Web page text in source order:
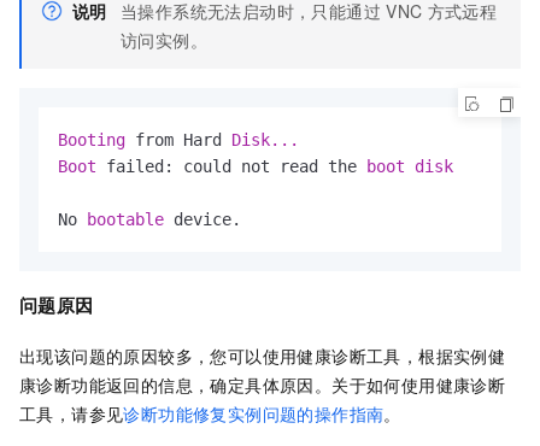
说明 当操作系统无法启动时，只能通过 VNC 方式远程
访问实例。
Booting from Hard
Boot failed: could not read the boot
No bootable device.
问题原因
出现该问题的原因较多，您可以使用健康诊断工具，根据实例健
康诊断功能返回的信息，确定具体原因。关于如何使用健康诊断
工具，请参见诊断功能修复实例问题的操作指南。